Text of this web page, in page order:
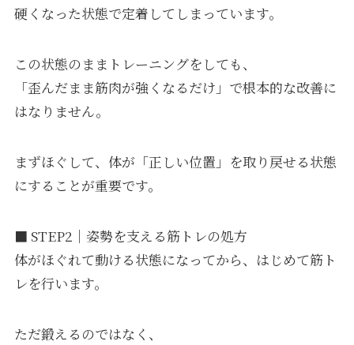
硬くなった状態で定着してしまっています。
この状態のままトレーニングをしても、
「歪んだまま筋肉が強くなるだけ」で根本的な改善に
はなりません。
まずほぐして、体が「正しい位置」を取り戻せる状態
にすることが重要です。
■ STEP2｜姿勢を支える筋トレの処方
体がほぐれて動ける状態になってから、はじめて筋ト
レを行います。
ただ鍛えるのではなく、